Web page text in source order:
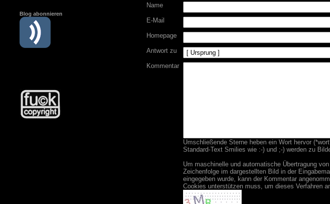
Blog abonnieren
Name
E-Mail
Homepage
Antwort zu
Kommentar
Umschließende Sterne heben ein Wort hervor
Standard-Text Smilies wie :-) und ;-) werden zu
Um maschinelle und automatische Übertragung
Zeichenfolge im dargestellten Bild in der
eingegeben wurde, kann der Kommentar
Cookies unterstützen muss, um dieses Verfahren